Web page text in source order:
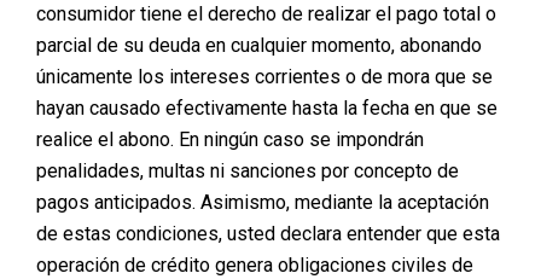
consumidor tiene el derecho de realizar el pago total o
parcial de su deuda en cualquier momento, abonando
únicamente los intereses corrientes o de mora que se
hayan causado efectivamente hasta la fecha en que se
realice el abono. En ningún caso se impondrán
penalidades, multas ni sanciones por concepto de
pagos anticipados. Asimismo, mediante la aceptación
de estas condiciones, usted declara entender que esta
operación de crédito genera obligaciones civiles de